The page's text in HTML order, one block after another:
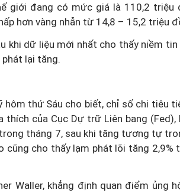
giới đang có mức giá là 110,2 triệu
hơn vàng nhẫn từ 14,8 – 15,2 triệu
khi dữ liệu mới nhất cho thấy niềm
lại tăng.
hôm thứ Sáu cho biết, chỉ số chi tiêu
của Cục Dự trữ Liên bang
tháng 7, sau khi tăng tương tự
cho thấy lạm phát lõi tăng 2,9%
Waller, khẳng định quan điểm ủng